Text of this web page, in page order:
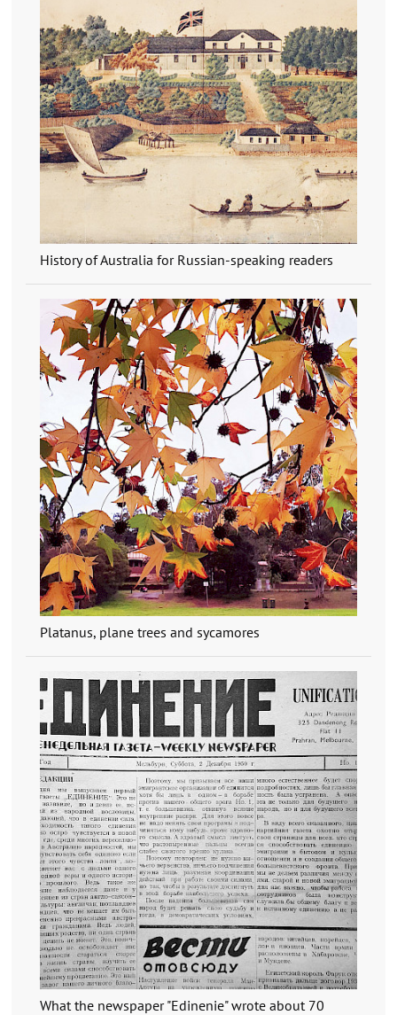
History of Australia for Russian-speaking readers
Platanus, plane trees and sycamores
What the newspaper "Edinenie" wrote about 70